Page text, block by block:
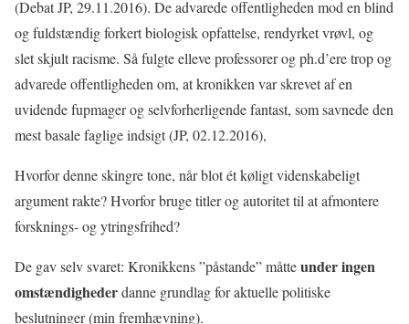
(Debat JP, 29.11.2016). De advarede offentligheden mod en blind
og fuldstændig forkert biologisk opfattelse, rendyrket vrøvl, og
slet skjult racisme. Så fulgte elleve professorer og ph.d’ere trop og
advarede offentligheden om, at kronikken var skrevet af en
uvidende fupmager og selvforherligende fantast, som savnede den
mest basale faglige indsigt (JP, 02.12.2016),
Hvorfor denne skingre tone, når blot ét køligt videnskabeligt
argument rakte? Hvorfor bruge titler og autoritet til at afmontere
forsknings- og ytringsfrihed?
De gav selv svaret: Kronikkens ”påstande” måtteunder ingen
omstændighederdanne grundlag for aktuelle politiske
beslutninger (min fremhævning).